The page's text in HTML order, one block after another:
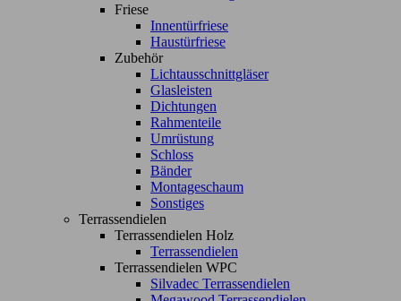
Friese
Innentürfriese
Haustürfriese
Zubehör
Lichtausschnittgläser
Glasleisten
Dichtungen
Rahmenteile
Umrüstung
Schloss
Bänder
Montageschaum
Sonstiges
Terrassendielen
Terrassendielen Holz
Terrassendielen
Terrassendielen WPC
Silvadec Terrassendielen